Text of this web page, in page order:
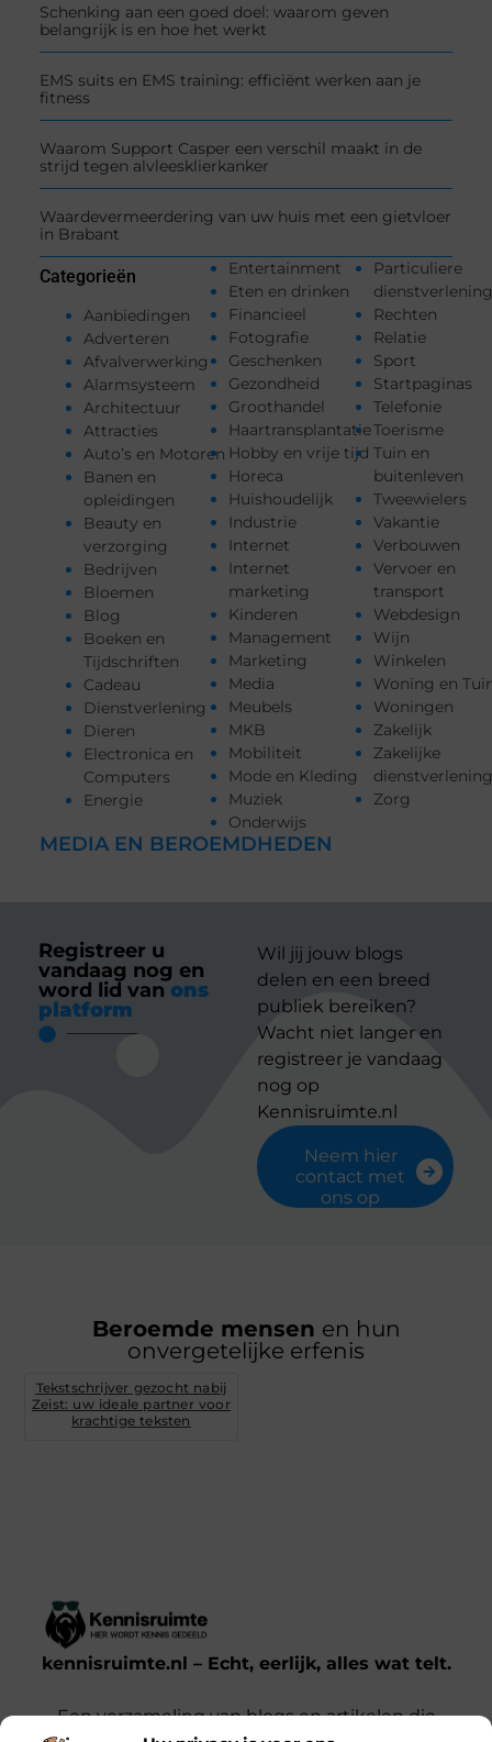
Schenking aan een goed doel: waarom geven
belangrijk is en hoe het werkt
EMS suits en EMS training: efficiënt werken aan je
fitness
Waarom Support Casper een verschil maakt in de
strijd tegen alvleesklierkanker
Waardevermeerdering van uw huis met een gietvloer
in Brabant
Categorieën
Aanbiedingen
Adverteren
Afvalverwerking
Alarmsysteem
Architectuur
Attracties
Auto’s en Motoren
Banen en
opleidingen
Beauty en
verzorging
Bedrijven
Bloemen
Blog
Boeken en
Tijdschriften
Cadeau
Dienstverlening
Dieren
Electronica en
Computers
Energie
Entertainment
Eten en drinken
Financieel
Fotografie
Geschenken
Gezondheid
Groothandel
Haartransplantatie
Hobby en vrije tijd
Horeca
Huishoudelijk
Industrie
Internet
Internet
marketing
Kinderen
Management
Marketing
Media
Meubels
MKB
Mobiliteit
Mode en Kleding
Muziek
Onderwijs
Particuliere
Rechten
Relatie
Sport
Startpaginas
Telefonie
Toerisme
Tuin en
buitenleven
Tweewielers
Vakantie
Verbouwen
Vervoer en
transport
Webdesign
Wijn
Winkelen
Woning en
Woningen
Zakelijk
Zakelijke
Zorg
MEDIA EN BEROEMDHEDEN
Registreer u
vandaag nog en
word lid vanons
platform
Wil jij jouw blogs
delen en een breed
publiek bereiken?
Wacht niet langer en
registreer je vandaag
nog op
Kennisruimte.nl
Neem hier
contact met
ons op
Beroemde mensen en hun
onvergetelijke erfenis
Tekstschrijver gezocht nabij
Zeist: uw ideale partner voor
krachtige teksten
kennisruimte.nl – Echt, eerlijk, alles wat telt.
Een verzameling van blogs en artikelen die